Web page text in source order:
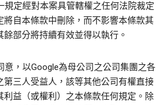
規定經對本案具管轄權之任何法院裁定
將自本條款中刪除，而不影響本條款其
部分將持續有效並得以執行。
意，以Google為母公司之公司集團之各
第三人受益人，該等其他公司有權直接
利益（或權利）之本條款任何規定。除